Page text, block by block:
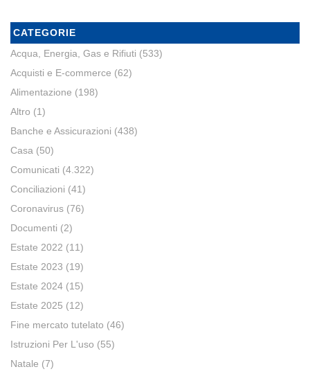
CATEGORIE
Acqua, Energia, Gas e Rifiuti (533)
Acquisti e E-commerce (62)
Alimentazione (198)
Altro (1)
Banche e Assicurazioni (438)
Casa (50)
Comunicati (4.322)
Conciliazioni (41)
Coronavirus (76)
Documenti (2)
Estate 2022 (11)
Estate 2023 (19)
Estate 2024 (15)
Estate 2025 (12)
Fine mercato tutelato (46)
Istruzioni Per L'uso (55)
Natale (7)